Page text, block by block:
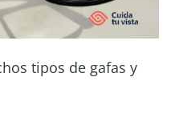
tipos de gafas y